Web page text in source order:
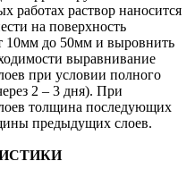
раствор наносится
на поверхность
10мм до 50мм и выровнить
выравнивание
при условии полного
2 – 3 дня). При
толщина последующих
предыдущих слоев.